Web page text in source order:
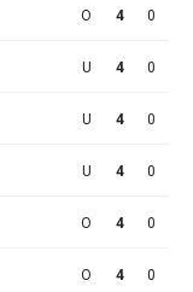
O 4 0
U 4 0
U 4 0
U 4 0
O 4 0
O 4 0